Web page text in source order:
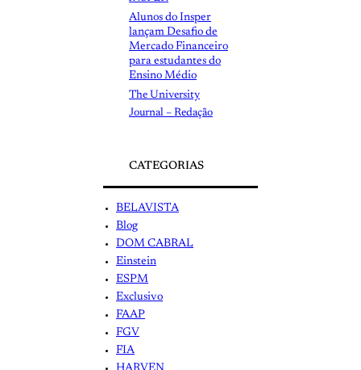
Alunos do Insper
lançam Desafio de
Mercado Financeiro
para estudantes do
Ensino Médio
The University
Journal – Redação
CATEGORIAS
BELAVISTA
Blog
DOM CABRAL
Einstein
ESPM
Exclusivo
FAAP
FGV
FIA